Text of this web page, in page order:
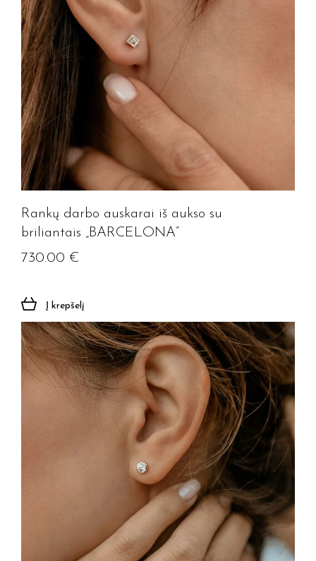
Rankų darbo auskarai iš aukso su
briliantais „BARCELONA”
730.00 €
Į krepšelį